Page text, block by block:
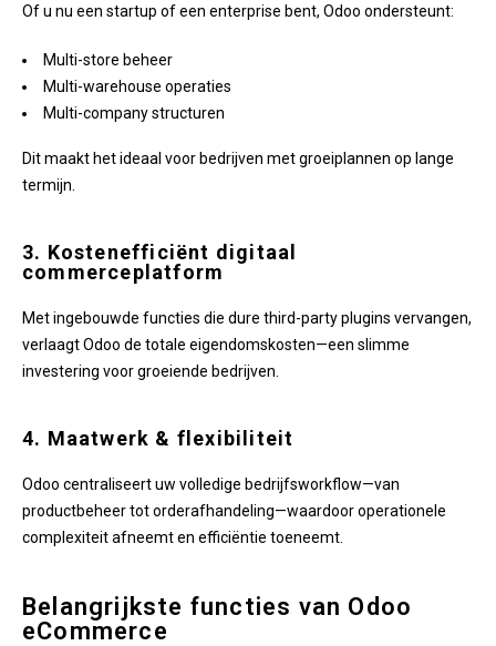
Of u nu een startup of een enterprise bent, Odoo ondersteunt:
Multi-store beheer
Multi-warehouse operaties
Multi-company structuren
Dit maakt het ideaal voor bedrijven met groeiplannen op lange
termijn.
3. Kostenefficiënt digitaal
commerceplatform
Met ingebouwde functies die dure third-party plugins vervangen,
verlaagt Odoo de totale eigendomskosten—een slimme
investering voor groeiende bedrijven.
4. Maatwerk & flexibiliteit
Odoo centraliseert uw volledige bedrijfsworkflow—van
productbeheer tot orderafhandeling—waardoor operationele
complexiteit afneemt en efficiëntie toeneemt.
Belangrijkste functies van Odoo
eCommerce